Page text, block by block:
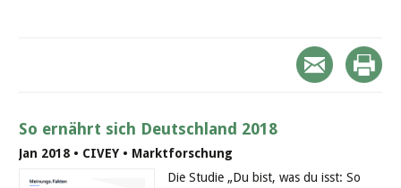
So ernährt sich Deutschland 2018
Jan 2018 • CIVEY • Marktforschung
Die Studie „Du bist, was du isst: So